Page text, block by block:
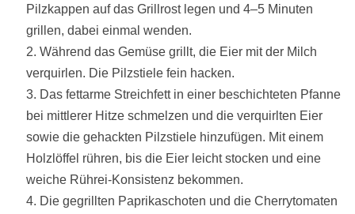
Pilzkappen auf das Grillrost legen und 4–5 Minuten
grillen, dabei einmal wenden.
Während das Gemüse grillt, die Eier mit der Milch
verquirlen. Die Pilzstiele fein hacken.
Das fettarme Streichfett in einer beschichteten Pfanne
bei mittlerer Hitze schmelzen und die verquirlten Eier
sowie die gehackten Pilzstiele hinzufügen. Mit einem
Holzlöffel rühren, bis die Eier leicht stocken und eine
weiche Rührei-Konsistenz bekommen.
Die gegrillten Paprikaschoten und die Cherrytomaten